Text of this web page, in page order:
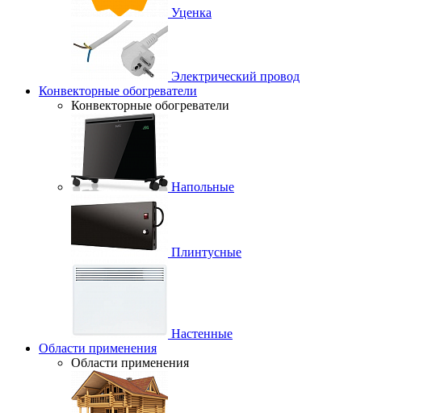
Уценка
Электрический провод
Конвекторные обогреватели
Конвекторные обогреватели
Напольные
Плинтусные
Настенные
Области применения
Области применения